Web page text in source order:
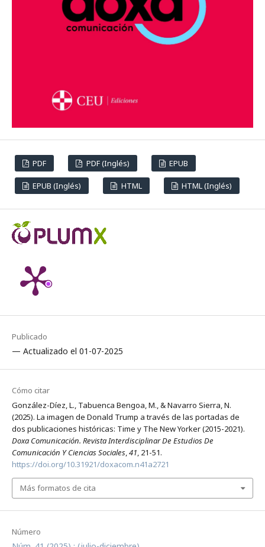
PDF PDF (Inglés) EPUB
EPUB (Inglés) HTML HTML (Inglés)
Publicado
— Actualizado el 01-07-2025
Número
Cómo citar
González-Díez, L., Tabuenca Bengoa, M., & Navarro Sierra, N.
(2025). La imagen de Donald Trump a través de las portadas de
dos publicaciones históricas: Time y The New Yorker (2015-2021).
Doxa Comunicación. Revista Interdisciplinar De Estudios De
Comunicación Y Ciencias Sociales,41, 21-51.
https://doi.org/10.31921/doxacom.n41a2721
Más formatos de cita